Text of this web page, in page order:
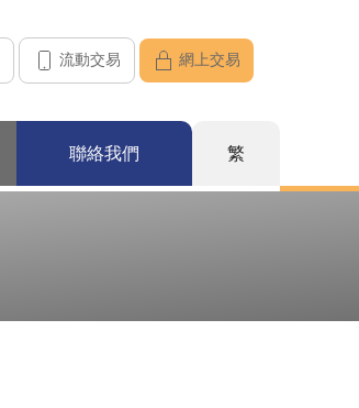
流動交易 網上交易
聯絡我們 繁